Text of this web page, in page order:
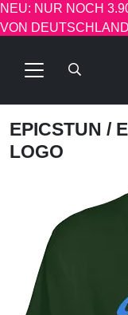
NEU: NUR NOCH
VON DEUTSCHLAND
EPICSTUN /
LOGO